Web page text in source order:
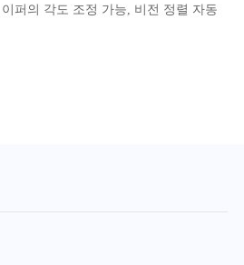
퍼의 각도 조정 가능, 비전 정렬 자동